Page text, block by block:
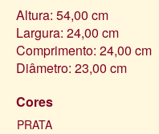
Altura: 54,00 cm
Largura: 24,00 cm
Comprimento: 24,00 cm
Diâmetro: 23,00 cm
Cores
PRATA